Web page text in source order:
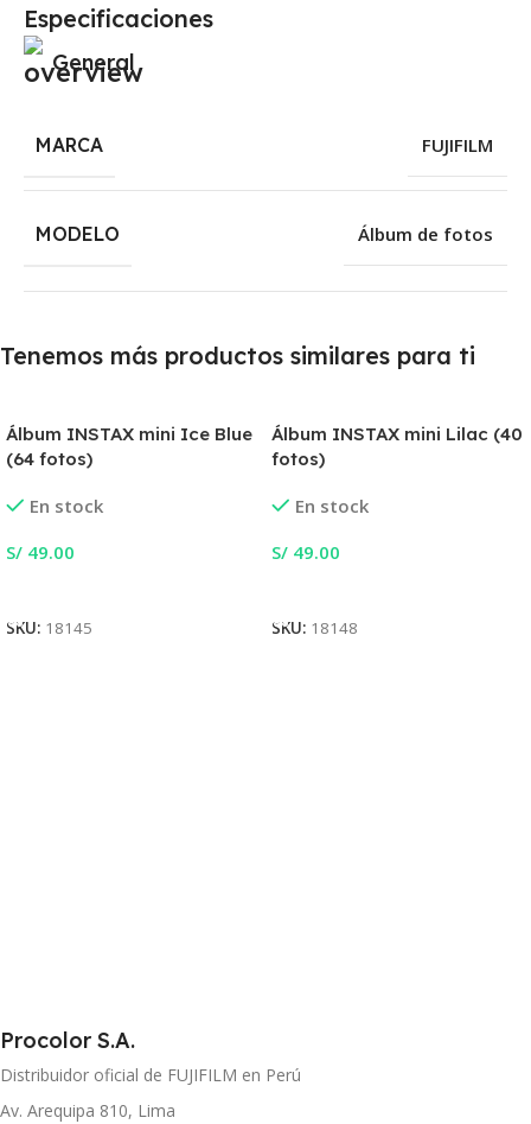
Especificaciones
General
MARCA FUJIFILM
MODELO Álbum de fotos
Tenemos más productos similares para ti
Álbum INSTAX mini Ice Blue
(64 fotos)
En stock
S/ 49.00
SKU: 18145
Álbum INSTAX mini Lilac (40
fotos)
En stock
S/ 49.00
SKU: 18148
Procolor S.A.
Distribuidor oficial de FUJIFILM en Perú
Av. Arequipa 810, Lima